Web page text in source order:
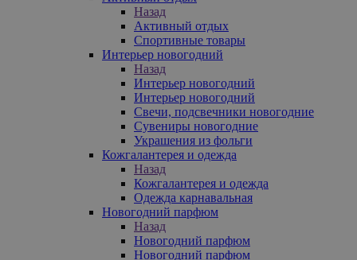
Назад
Активный отдых
Спортивные товары
Интерьер новогодний
Назад
Интерьер новогодний
Интерьер новогодний
Свечи, подсвечники новогодние
Сувениры новогодние
Украшения из фольги
Кожгалантерея и одежда
Назад
Кожгалантерея и одежда
Одежда карнавальная
Новогодний парфюм
Назад
Новогодний парфюм
Новогодний парфюм